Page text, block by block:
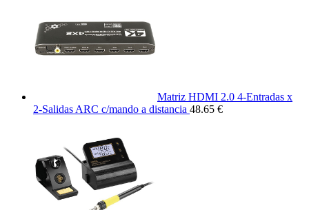
Matriz HDMI 2.0 4-Entradas x
2-Salidas ARC c/mando a distancia 48.65 €